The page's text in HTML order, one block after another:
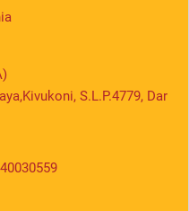
S.L.P.4779, Dar